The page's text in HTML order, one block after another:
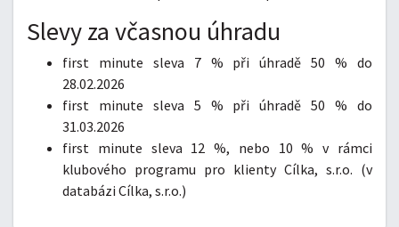
Slevy za včasnou úhradu
first minute sleva 7 % při úhradě 50 % do
28.02.2026
first minute sleva 5 % při úhradě 50 % do
31.03.2026
first minute sleva 12 %, nebo 10 % v rámci
klubového programu pro klienty Cílka, s.r.o. (v
databázi Cílka, s.r.o.)